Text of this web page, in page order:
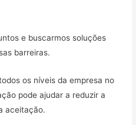
e buscarmos soluções
barreiras.
os níveis da empresa no
pode ajudar a reduzir a
aceitação.